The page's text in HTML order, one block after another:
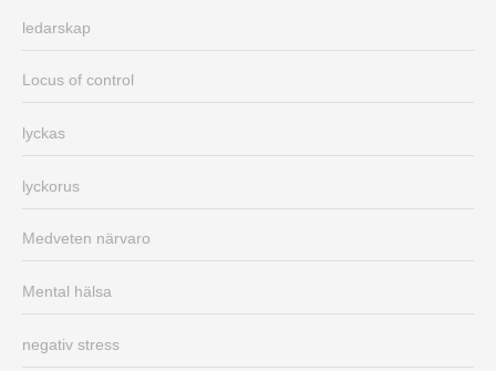
ledarskap
Locus of control
lyckas
lyckorus
Medveten närvaro
Mental hälsa
negativ stress